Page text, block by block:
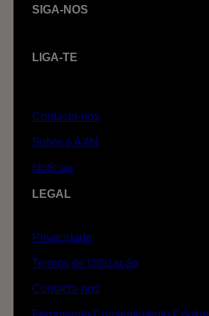
SIGA-NOS
LIGA-TE
Contacta-nos
Sobre o AXN
Notícias
LEGAL
Privacidade
Termos de Utilização
Contacta-nos